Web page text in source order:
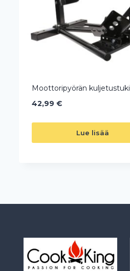
Moottoripyörän kuljetustuki
42,99 €
Lue lisää